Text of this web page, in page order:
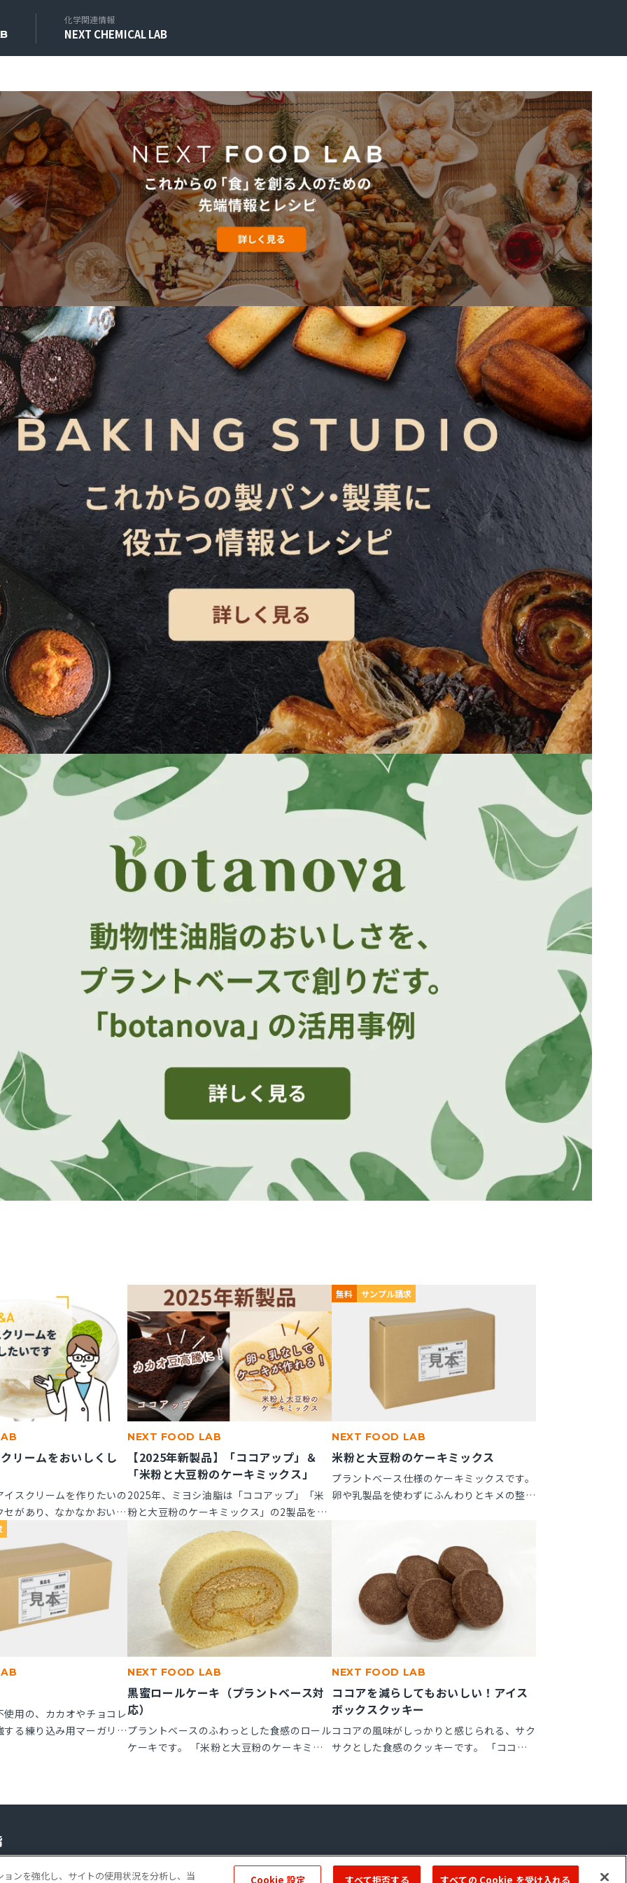
リームをおいしくし
スクリームを作りたいの
があり、なかなかおいし
アップできる素材はあり
NEXT FOOD LAB
【2025年新製品】「ココアップ」＆
「米粉と大豆粉のケーキミックス」
2025年、ミヨシ油脂は「ココアップ」「米
粉と大豆粉のケーキミックス」の2製品を新
たに発売いたします。この2つの製品につい
てご紹介します。
無料 サンプル請求
NEXT FOOD LAB
米粉と大豆粉のケーキミックス
プラントベース仕様のケーキミックスです。
卵や乳製品を使わずにふんわりとキメの整っ
使用の、カカオやチョコレ
する練り込み用マーガリン
NEXT FOOD LAB
黒蜜ロールケーキ（プラントベース対
応）
プラントベースのふわっとした食感のロール
ケーキです。 「米粉と大豆粉のケーキミッ
NEXT FOOD LAB
ココアを減らしてもおいしい！アイス
ボックスクッキー
ココアの風味がしっかりと感じられる、サク
サクとした食感のクッキーです。 「ココア
ソーシャルメディアポリシー 免責事項 Copyright © 2022 ＭIYOSHI OIL & FAT CO.,LTD. All Rights Reserved.
化学関連情報
NEXT CHEMICAL LAB
ンを強化し、サイトの使用状況を分析し、当
Cookie 設定 すべて拒否する すべての Cookie を受け入れる